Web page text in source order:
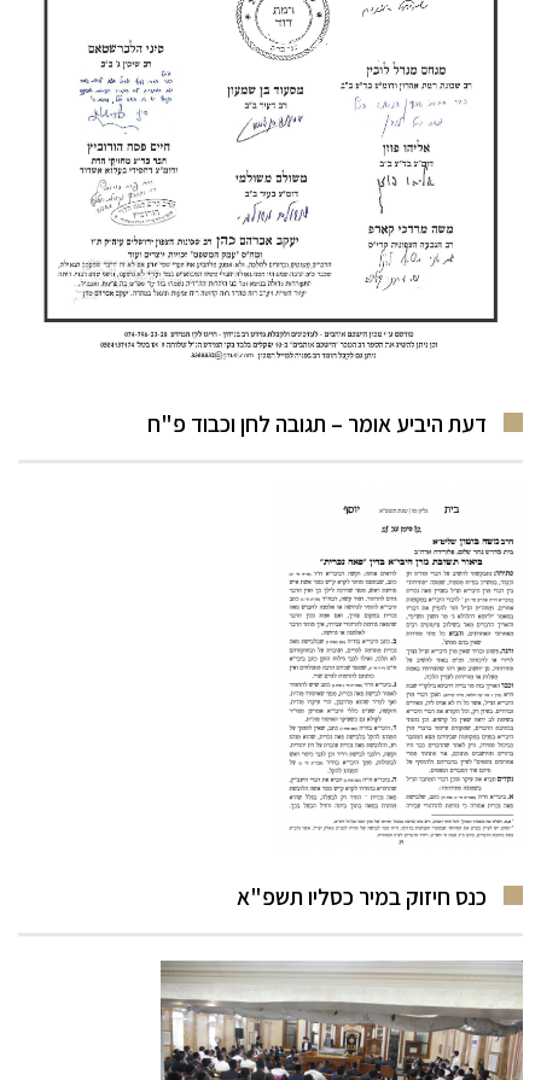
דעת היביע אומר – תגובה לחן וכבוד פ"ח
כנס חיזוק במיר כסליו תשפ"א